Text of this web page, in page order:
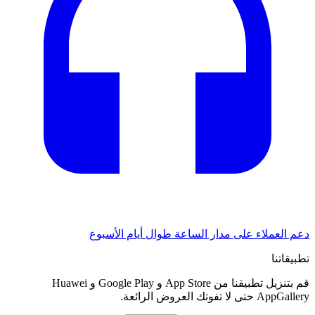
دعم العملاء على مدار الساعة طوال أيام الأسبوع
تطبيقاتنا
قم بتنزيل تطبيقنا من App Store و Google Play و Huawei
AppGallery حتى لا تفوتك العروض الرائعة.